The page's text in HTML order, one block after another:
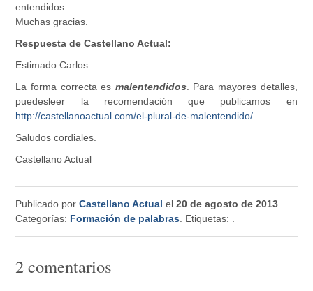
entendidos.
Muchas gracias.
Respuesta de Castellano Actual:
Estimado Carlos:
La forma correcta es malentendidos. Para mayores detalles,
puedesleer la recomendación que publicamos en
http://castellanoactual.com/el-plural-de-malentendido/
Saludos cordiales.
Castellano Actual
Publicado porCastellano Actual el20 de agosto de 2013
Categorías: Formación de palabras . Etiquetas:
2 comentarios